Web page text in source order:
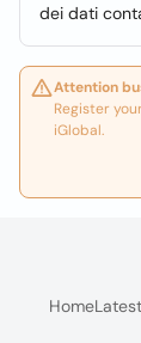
dei dati
Attention
Register
iGlobal.
Home